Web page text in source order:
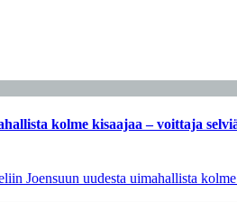
kolme kisaajaa – voittaja
Joensuun uudesta uimahallista